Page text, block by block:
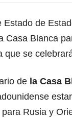
Estado de
Casa Blanca
que se
de la Casa
para Rusia y